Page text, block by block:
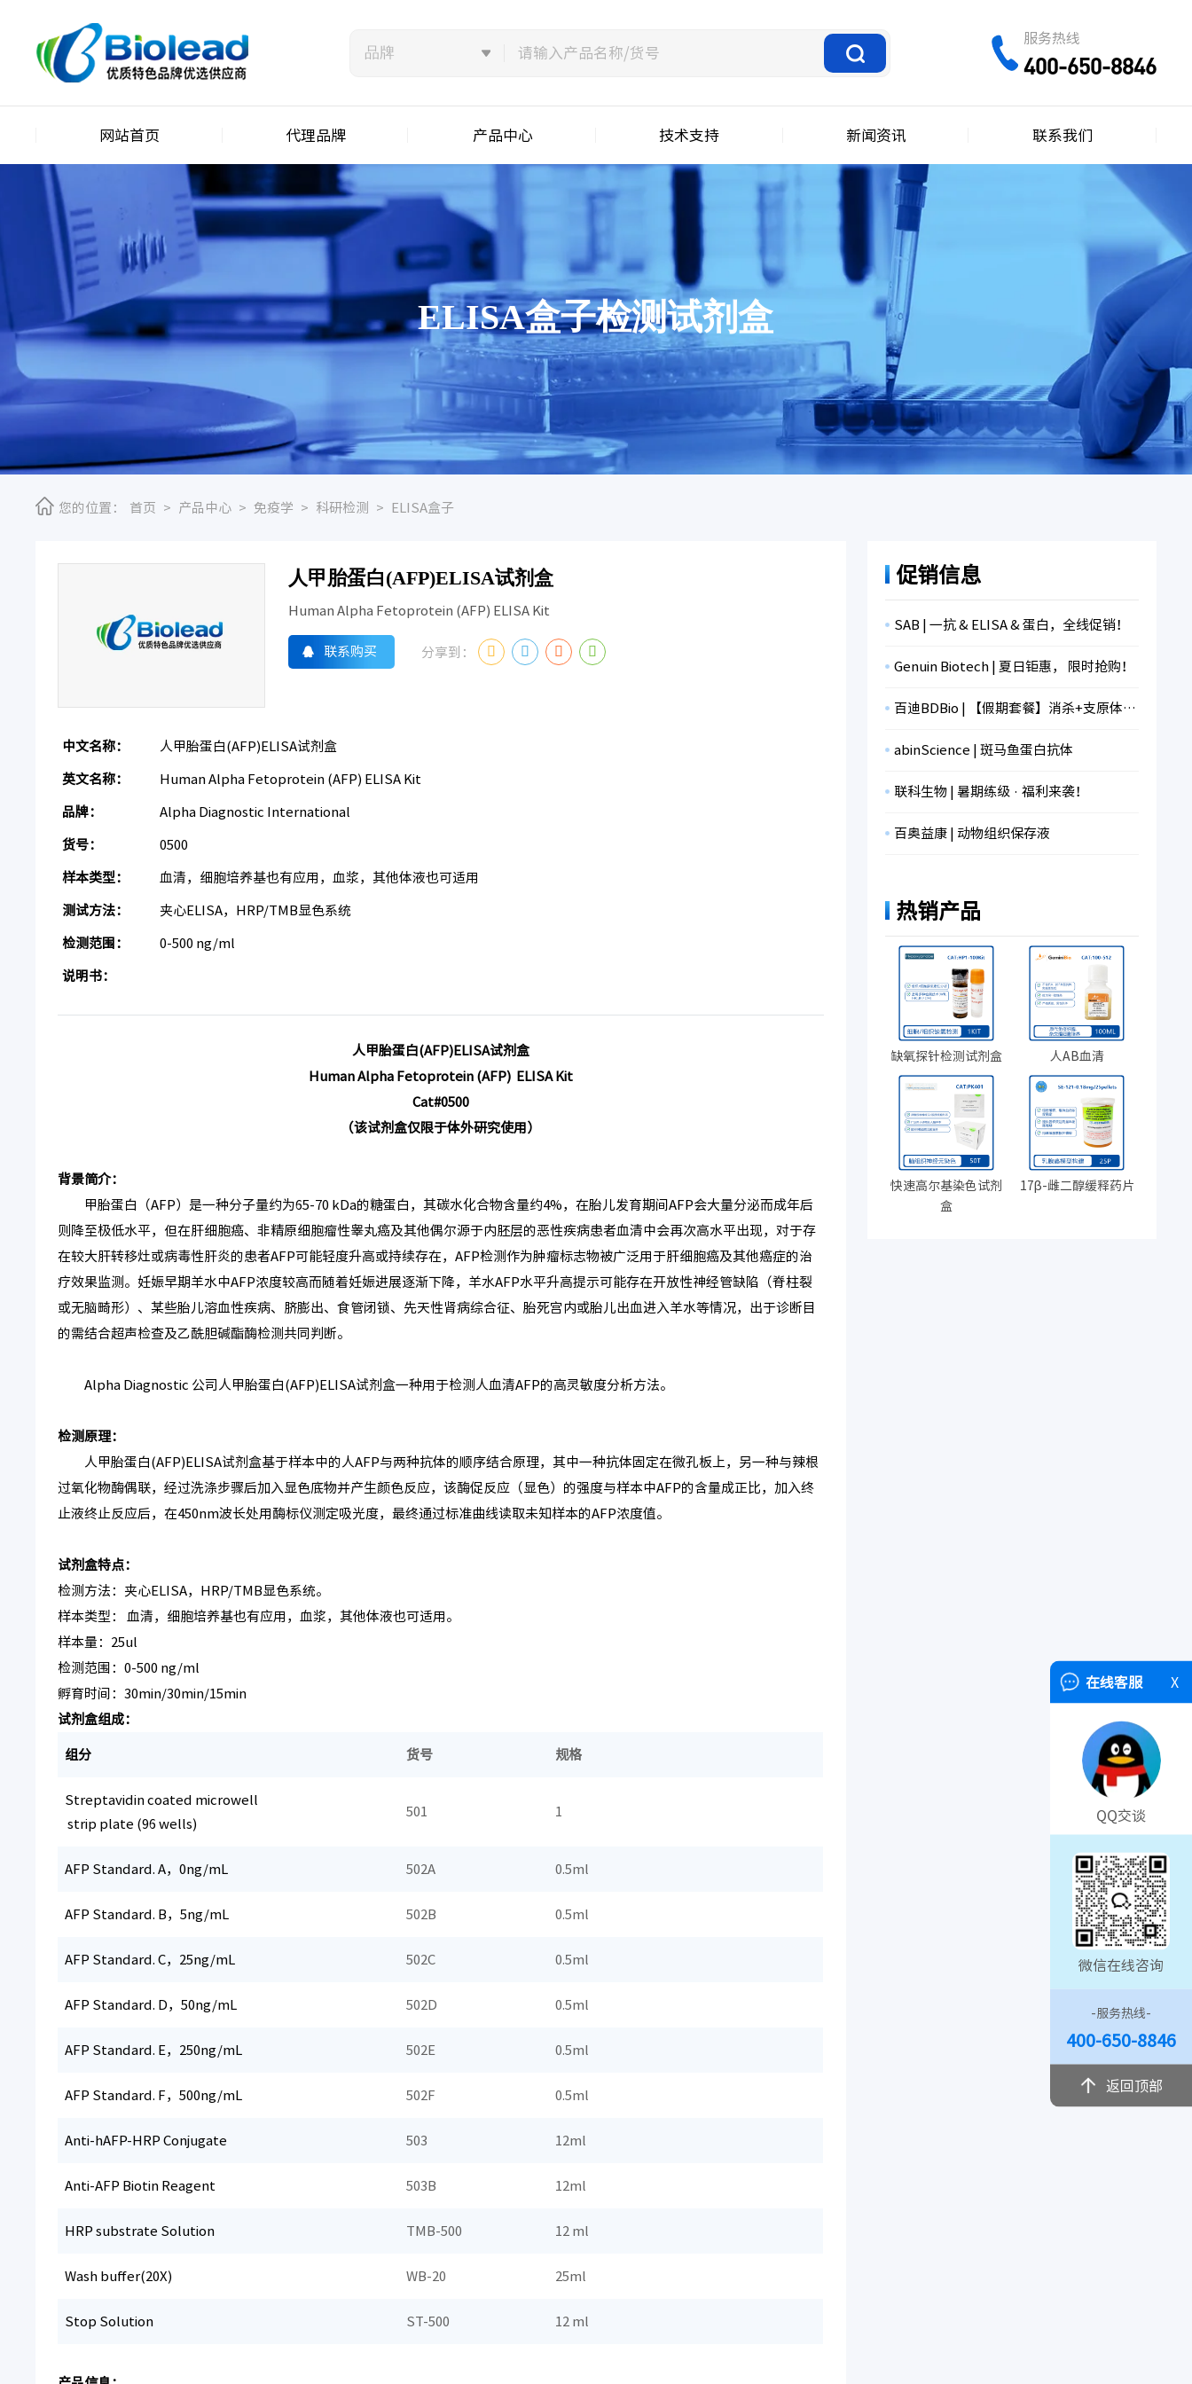
服务热线
400-650-8846
网站首页 代理品牌 产品中心 技术支持 新闻资讯 联系我们
ELISA盒子检测试剂盒
您的位置： 首页 > 产品中心 > 免疫学 > 科研检测 > ELISA盒子
人甲胎蛋白(AFP)ELISA试剂盒
Human Alpha Fetoprotein (AFP) ELISA Kit
联系购买 分享到：
中文名称： 人甲胎蛋白(AFP)ELISA试剂盒
英文名称： Human Alpha Fetoprotein (AFP) ELISA Kit
品牌： Alpha Diagnostic International
货号： 0500
样本类型： 血清，细胞培养基也有应用，血浆，其他体液也可适用
测试方法： 夹心ELISA，HRP/TMB显色系统
检测范围： 0-500 ng/ml
说明书：
人甲胎蛋白(AFP)ELISA试剂盒
Human Alpha Fetoprotein (AFP) ELISA Kit
Cat#0500
（该试剂盒仅限于体外研究使用）
背景简介：
甲胎蛋白（AFP）是一种分子量约为65-70 kDa的糖蛋白，其碳水化合物含量约4%，在胎儿发育期间AFP会大量分泌而成年后
则降至极低水平，但在肝细胞癌、非精原细胞瘤性睾丸癌及其他偶尔源于内胚层的恶性疾病患者血清中会再次高水平出现，对于存
在较大肝转移灶或病毒性肝炎的患者AFP可能轻度升高或持续存在，AFP检测作为肿瘤标志物被广泛用于肝细胞癌及其他癌症的治
疗效果监测。妊娠早期羊水中AFP浓度较高而随着妊娠进展逐渐下降，羊水AFP水平升高提示可能存在开放性神经管缺陷（脊柱裂
或无脑畸形）、某些胎儿溶血性疾病、脐膨出、食管闭锁、先天性肾病综合征、胎死宫内或胎儿出血进入羊水等情况，出于诊断目
的需结合超声检查及乙酰胆碱酯酶检测共同判断。
Alpha Diagnostic 公司人甲胎蛋白(AFP)ELISA试剂盒一种用于检测人血清AFP的高灵敏度分析方法。
检测原理：
人甲胎蛋白(AFP)ELISA试剂盒基于样本中的人AFP与两种抗体的顺序结合原理，其中一种抗体固定在微孔板上，另一种与辣根
过氧化物酶偶联，经过洗涤步骤后加入显色底物并产生颜色反应，该酶促反应（显色）的强度与样本中AFP的含量成正比，加入终
止液终止反应后，在450nm波长处用酶标仪测定吸光度，最终通过标准曲线读取未知样本的AFP浓度值。
试剂盒特点：
检测方法：夹心ELISA，HRP/TMB显色系统。
样本类型： 血清，细胞培养基也有应用，血浆，其他体液也可适用。
样本量：25ul
检测范围：0-500 ng/ml
孵育时间：30min/30min/15min
试剂盒组成：
组分 货号 规格
Streptavidin coated microwell
strip plate (96 wells)
501 1
AFP Standard. A，0ng/mL 502A 0.5ml
AFP Standard. B，5ng/mL 502B 0.5ml
AFP Standard. C，25ng/mL 502C 0.5ml
AFP Standard. D，50ng/mL 502D 0.5ml
AFP Standard. E，250ng/mL 502E 0.5ml
AFP Standard. F，500ng/mL 502F 0.5ml
Anti-hAFP-HRP Conjugate 503 12ml
Anti-AFP Biotin Reagent 503B 12ml
HRP substrate Solution TMB-500 12 ml
Wash buffer(20X) WB-20 25ml
Stop Solution ST-500 12 ml
促销信息
SAB | 一抗 & ELISA & 蛋白，全线促销！
Genuin Biotech | 夏日钜惠， 限时抢购！
百迪BDBio | 【假期套餐】消杀+支原体检测+冻存，限时折扣！
abinScience | 斑马鱼蛋白抗体
联科生物 | 暑期练级 · 福利来袭！
百奥益康 | 动物组织保存液
热销产品
缺氧探针检测试剂盒 人AB血清
快速高尔基染色试剂
盒
17β-雌二醇缓释药片
在线客服 X
QQ交谈
微信在线咨询
-服务热线-
400-650-8846
返回顶部